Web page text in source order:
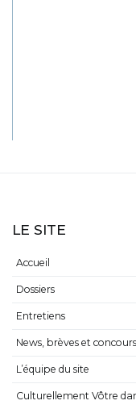
LE SITE
Accueil
Dossiers
Entretiens
News, brèves et concours
L’équipe du site
Culturellement Vôtre